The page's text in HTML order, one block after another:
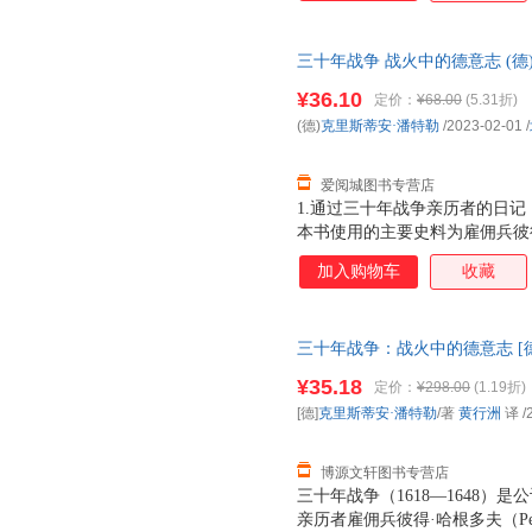
载浮载沉，无意中成了同时代
三十年战争 战火中的德意志 (
线客服！
1.通过三十年战争亲历者的日
本书使用的主要史料为雇佣兵
记，兼顾研究三十年战争的经
内心恐惧与希望交织，被战争
载浮载沉，无意中成了同时代
¥36.10 定价： ¥68.00 (5.31折)
爱阅城图书专营店
(德)克里斯蒂安·潘特勒 /2023-02-01 /
加入购物车 收藏
三十年战争：战火中的德意志 [
由退换】
三十年战争（1618—1648）是
亲历者雇佣兵彼得·哈根多夫（
¥35.18 定价： ¥298.00 (1.19折)
博源文轩图书专营店
[德]克里斯蒂安·潘特勒/著 黄行洲 译 /